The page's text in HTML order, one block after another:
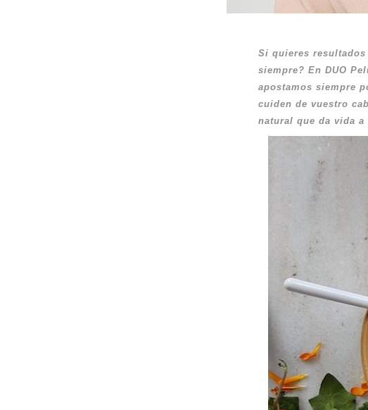
Si quieres
siempre? En DUO
apostamos siempre
cuiden de vuestro
natural que da vida